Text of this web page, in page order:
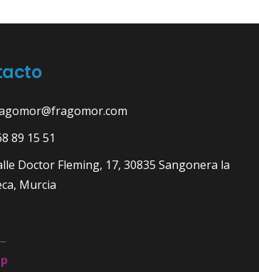
89 15 51
Doctor Fleming, 17, 30835 Sangonera la
Murcia